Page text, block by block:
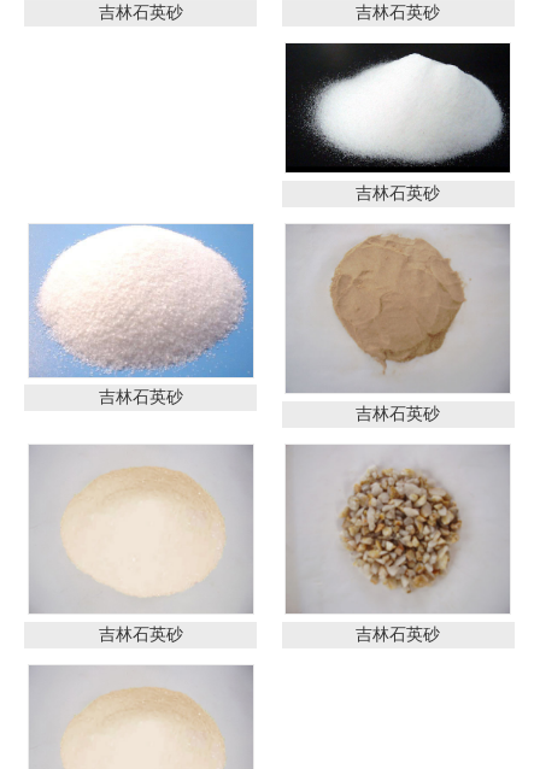
吉林石英砂 吉林石英砂
吉林石英砂
吉林石英砂
吉林石英砂
吉林石英砂 吉林石英砂